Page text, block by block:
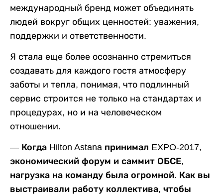
международный бренд может объединять
людей вокруг общих ценностей: уважения,
поддержки и ответственности.
Я стала еще более осознанно стремиться
создавать для каждого гостя атмосферу
заботы и тепла, понимая, что подлинный
сервис строится не только на стандартах и
процедурах, но и на человеческом
отношении.
— Когда Hilton Astana принимал EXPO-2017,
экономический форум и саммит ОБСЕ,
нагрузка на команду была огромной. Как вы
выстраивали работу коллектива, чтобы